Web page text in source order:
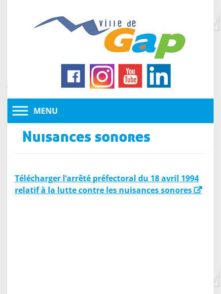
Nuisances sonores
Télécharger l’arrêté préfectoral du 18 avril 1994
relatif à la lutte contre les nuisances sonores